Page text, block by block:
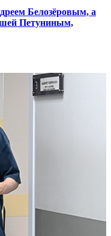
Белозёровым, а
Петуниным,